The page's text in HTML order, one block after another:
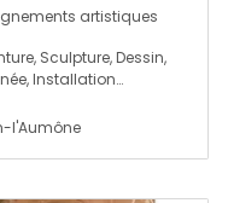
artistiques
Sculpture, Dessin,
Installation…
l'Aumône